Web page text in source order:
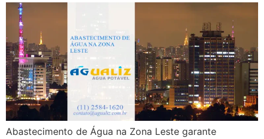
Abastecimento de Água na Zona Leste garante